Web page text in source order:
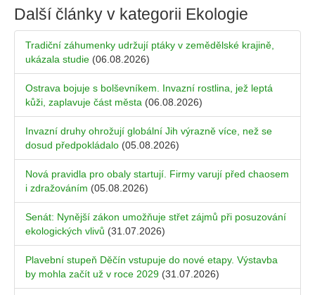
Další články v kategorii Ekologie
Tradiční záhumenky udržují ptáky v zemědělské krajině,
ukázala studie (06.08.2026)
Ostrava bojuje s bolševníkem. Invazní rostlina, jež leptá
kůži, zaplavuje část města (06.08.2026)
Invazní druhy ohrožují globální Jih výrazně více, než se
dosud předpokládalo (05.08.2026)
Nová pravidla pro obaly startují. Firmy varují před chaosem
i zdražováním (05.08.2026)
Senát: Nynější zákon umožňuje střet zájmů při posuzování
ekologických vlivů (31.07.2026)
Plavební stupeň Děčín vstupuje do nové etapy. Výstavba
by mohla začít už v roce 2029 (31.07.2026)